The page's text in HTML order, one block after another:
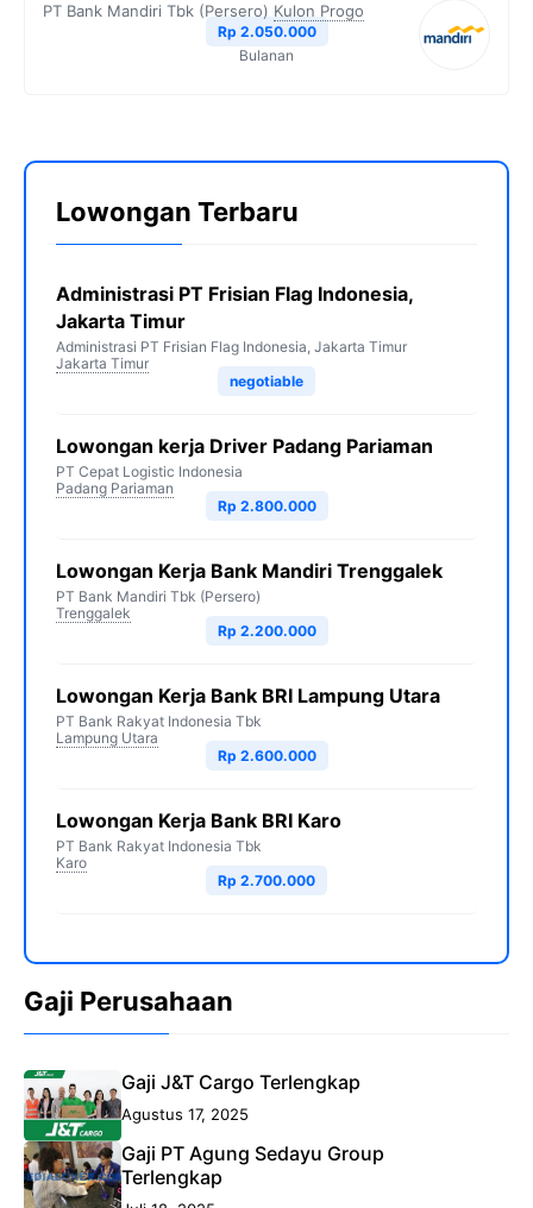
PT Bank Mandiri Tbk (Persero) Kulon Progo
Rp 2.050.000
Bulanan
Lowongan Terbaru
Administrasi PT Frisian Flag Indonesia,
Jakarta Timur
Administrasi PT Frisian Flag Indonesia, Jakarta Timur
Jakarta Timur
negotiable
Lowongan kerja Driver Padang Pariaman
PT Cepat Logistic Indonesia
Padang Pariaman
Rp 2.800.000
Lowongan Kerja Bank Mandiri Trenggalek
PT Bank Mandiri Tbk (Persero)
Trenggalek
Rp 2.200.000
Lowongan Kerja Bank BRI Lampung Utara
PT Bank Rakyat Indonesia Tbk
Lampung Utara
Rp 2.600.000
Lowongan Kerja Bank BRI Karo
PT Bank Rakyat Indonesia Tbk
Karo
Rp 2.700.000
Gaji Perusahaan
Gaji J&T Cargo Terlengkap
Agustus 17, 2025
Gaji PT Agung Sedayu Group
Terlengkap